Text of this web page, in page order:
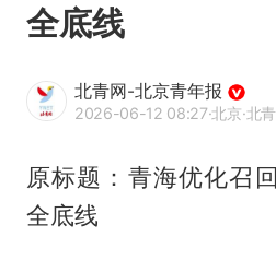
全底线
北青网-北京青年报
2026-06-12 08:27·北京·北
原标题：青海优化召
全底线